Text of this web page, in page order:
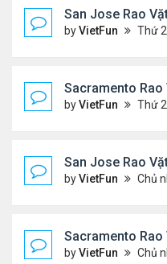
San Jose Rao
byVietFun Thứ 2 Tháng 1 03,
Sacramento Rao
byVietFun Thứ 2 Tháng 1 03,
San Jose Rao
byVietFun Chủ nhật Tháng 12
Sacramento Rao
byVietFun Chủ nhật Tháng 12